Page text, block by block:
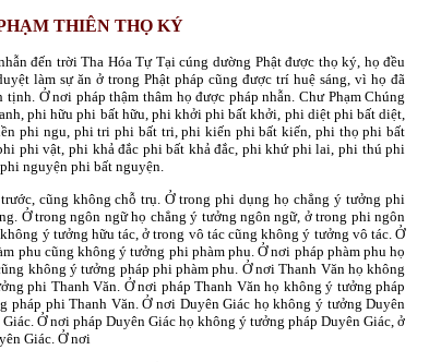
THIÊN THỌ KÝ
đến trời Tha Hóa Tự Tại cúng dường Phật được thọ ký, họ đều
làm sự ăn ở trong Phật pháp cũng được trí huệ sáng, vì họ đã
Ở nơi pháp thậm thâm họ được pháp nhẫn. Chư Phạm Chúng
phi hữu phi bất hữu, phi khởi phi bất khởi, phi diệt phi bất diệt,
phi ngu, phi tri phi bất tri, phi kiến phi bất kiến, phi thọ phi bất
phi vật, phi khả đắc phi bất khả đắc, phi khứ phi lai, phi thú phi
nguyện phi bất nguyện.
cũng không chỗ trụ. Ở trong phi dụng họ chẳng ý tưởng phi
Ở trong ngôn ngữ họ chẳng ý tưởng ngôn ngữ, ở trong phi ngôn
ý tưởng hữu tác, ở trong vô tác cũng không ý tưởng vô tác. Ở
phu cũng không ý tưởng phi phàm phu. Ở nơi pháp phàm phu họ
không ý tưởng pháp phi phàm phu. Ở nơi Thanh Văn họ không
phi Thanh Văn. Ở nơi pháp Thanh Văn họ không ý tưởng pháp
pháp phi Thanh Văn. Ở nơi Duyên Giác họ không ý tưởng Duyên
Ở nơi pháp Duyên Giác họ không ý tưởng pháp Duyên Giác, ở
Giác. Ở nơi